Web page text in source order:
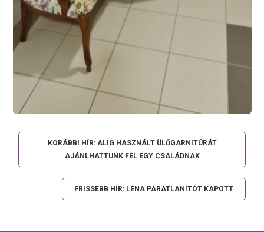
KORÁBBI HÍR: ALIG HASZNÁLT ÜLŐGARNITÚRÁT
AJÁNLHATTUNK FEL EGY CSALÁDNAK
FRISSEBB HÍR: LÉNA PÁRÁTLANÍTÓT KAPOTT